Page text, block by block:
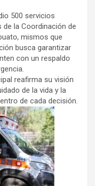
500 servicios
de la Coordinación de
mismos que
busca garantizar
con un respaldo
reafirma su visión
de la vida y la
de cada decisión.